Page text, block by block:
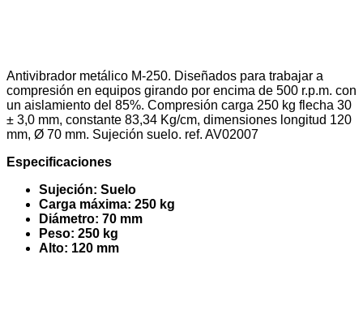
Antivibrador metálico M-250. Diseñados para trabajar a
compresión en equipos girando por encima de 500 r.p.m. con
un aislamiento del 85%. Compresión carga 250 kg flecha 30
± 3,0 mm, constante 83,34 Kg/cm, dimensiones longitud 120
mm, Ø 70 mm. Sujeción suelo. ref. AV02007
Especificaciones
Sujeción: Suelo
Carga máxima: 250 kg
Diámetro: 70 mm
Peso: 250 kg
Alto: 120 mm